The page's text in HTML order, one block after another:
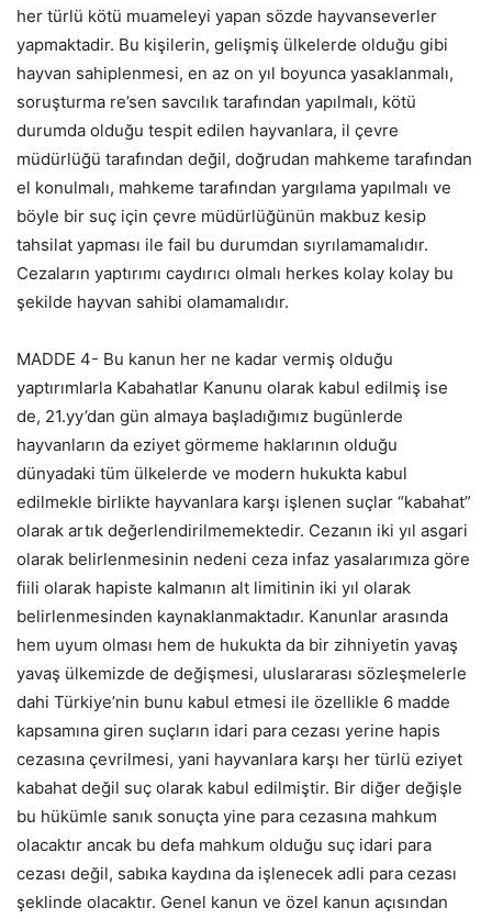
her türlü kötü muameleyi yapan sözde hayvanseverler
yapmaktadir. Bu kişilerin, gelişmiş ülkelerde olduğu gibi
hayvan sahiplenmesi, en az on yıl boyunca yasaklanmalı,
soruşturma re’sen savcılık tarafından yapılmalı, kötü
durumda olduğu tespit edilen hayvanlara, il çevre
müdürlüğü tarafından değil, doğrudan mahkeme tarafından
el konulmalı, mahkeme tarafından yargılama yapılmalı ve
böyle bir suç için çevre müdürlüğünün makbuz kesip
tahsilat yapması ile fail bu durumdan sıyrılamamalıdır.
Cezaların yaptırımı caydırıcı olmalı herkes kolay kolay bu
şekilde hayvan sahibi olamamalıdır.
MADDE 4- Bu kanun her ne kadar vermiş olduğu
yaptırımlarla Kabahatlar Kanunu olarak kabul edilmiş ise
de, 21.yy’dan gün almaya başladığımız bugünlerde
hayvanların da eziyet görmeme haklarının olduğu
dünyadaki tüm ülkelerde ve modern hukukta kabul
edilmekle birlikte hayvanlara karşı işlenen suçlar “kabahat”
olarak artık değerlendirilmemektedir. Cezanın iki yıl asgari
olarak belirlenmesinin nedeni ceza infaz yasalarımıza göre
fiili olarak hapiste kalmanın alt limitinin iki yıl olarak
belirlenmesinden kaynaklanmaktadır. Kanunlar arasında
hem uyum olması hem de hukukta da bir zihniyetin yavaş
yavaş ülkemizde de değişmesi, uluslararası sözleşmelerle
dahi Türkiye’nin bunu kabul etmesi ile özellikle 6 madde
kapsamına giren suçların idari para cezası yerine hapis
cezasına çevrilmesi, yani hayvanlara karşı her türlü eziyet
kabahat değil suç olarak kabul edilmiştir. Bir diğer değişle
bu hükümle sanık sonuçta yine para cezasına mahkum
olacaktır ancak bu defa mahkum olduğu suç idari para
cezası değil, sabıka kaydına da işlenecek adli para cezası
şeklinde olacaktır. Genel kanun ve özel kanun açısından